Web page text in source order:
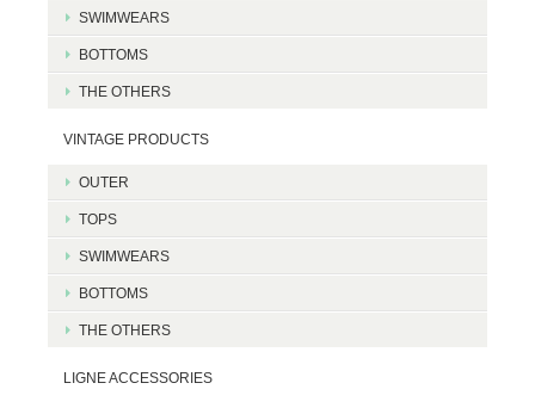
SWIMWEARS
BOTTOMS
THE OTHERS
VINTAGE PRODUCTS
OUTER
TOPS
SWIMWEARS
BOTTOMS
THE OTHERS
LIGNE ACCESSORIES